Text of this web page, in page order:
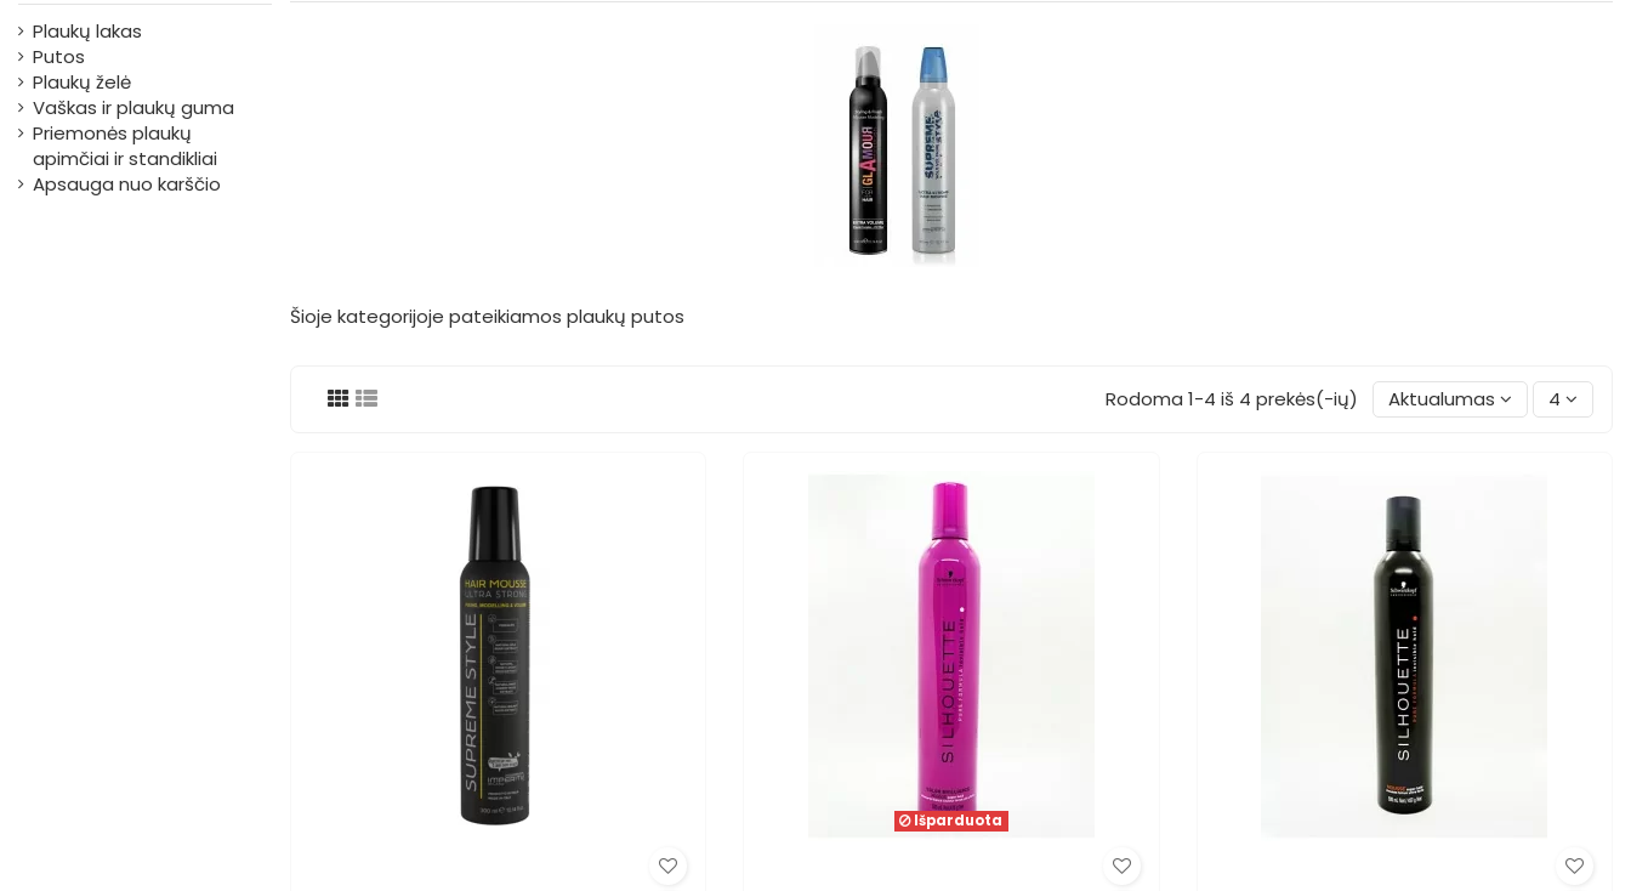
Šioje kategorijoje pateikiamos plaukų putos
Rodoma 1-4 iš 4 prekės(-ių) Aktualumas 4
Išparduota
Plaukų lakas
Putos
Plaukų želė
Vaškas ir plaukų guma
Priemonės plaukų
apimčiai ir standikliai
Apsauga nuo karščio